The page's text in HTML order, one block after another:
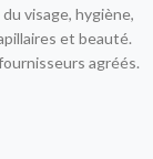
visage, hygiène,
et beauté.
agréés.